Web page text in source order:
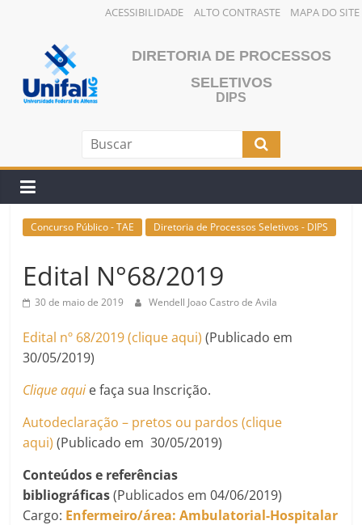
ACESSIBILIDADE ALTO CONTRASTE MAPA DO SITE
conteúdo
DIRETORIA DE PROCESSOS
SELETIVOS
DIPS
Concurso Público - TAE Diretoria de Processos Seletivos - DIPS
Edital N°68/2019
30 de maio de 2019 Wendell Joao Castro de Avila
Edital nº 68/2019 (clique aqui)(Publicado em
30/05/2019)
Clique aqui e faça sua Inscrição.
Autodeclaração – pretos ou pardos (clique
aqui) (Publicado em 30/05/2019)
Conteúdos e referências
bibliográficas(Publicados em 04/06/2019)
Cargo: Enfermeiro/área: Ambulatorial-Hospitalar